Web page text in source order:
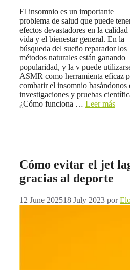
El insomnio es un importante
problema de salud que puede
efectos devastadores en la calidad
vida y el bienestar general. En la
búsqueda del sueño reparador los
métodos naturales están ganando
popularidad, y la v puede
ASMR como herramienta eficaz
combatir el insomnio basándonos
investigaciones y pruebas
¿Cómo funciona … Leer más
Cómo evitar el jet
gracias al deporte
12 June 202518 July 2023 por